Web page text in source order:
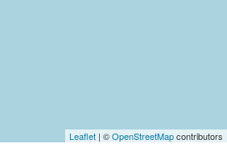
Leaflet | ©OpenStreetMapcontributors